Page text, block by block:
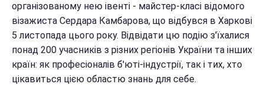
організованому нею івенті - майстер-класі відомого
візажиста Сердара Камбарова, що відбувся в Харкові
5 листопада цього року. Відвідати цю подію з'їхалися
понад 200 учасників з різних регіонів України та інших
країн: як професіоналів б'юті-індустрії, так і тих, хто
цікавиться цією областю знань для себе.